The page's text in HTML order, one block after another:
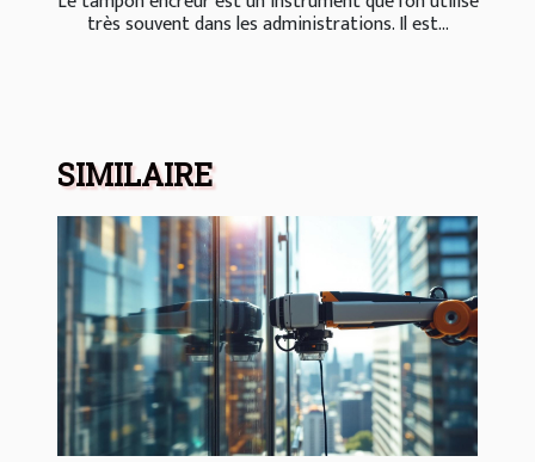
très souvent dans les administrations. Il est...
SIMILAIRE